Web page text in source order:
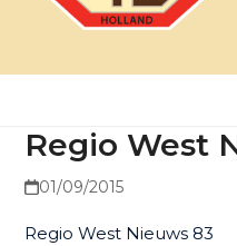
Regio West
01/09/2015
Regio West Nieuws 83